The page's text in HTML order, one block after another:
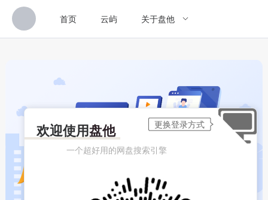
首页 云屿 关于盘他
欢迎使用盘他
一个超好用的网盘搜索引擎